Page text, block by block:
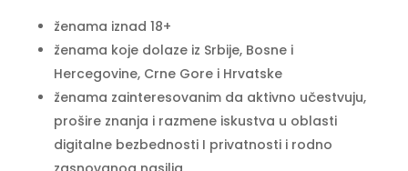
ženama iznad 18+
ženama koje dolaze iz Srbije, Bosne i
Hercegovine, Crne Gore i Hrvatske
ženama zainteresovanim da aktivno učestvuju,
prošire znanja i razmene iskustva u oblasti
digitalne bezbednosti I privatnosti i rodno